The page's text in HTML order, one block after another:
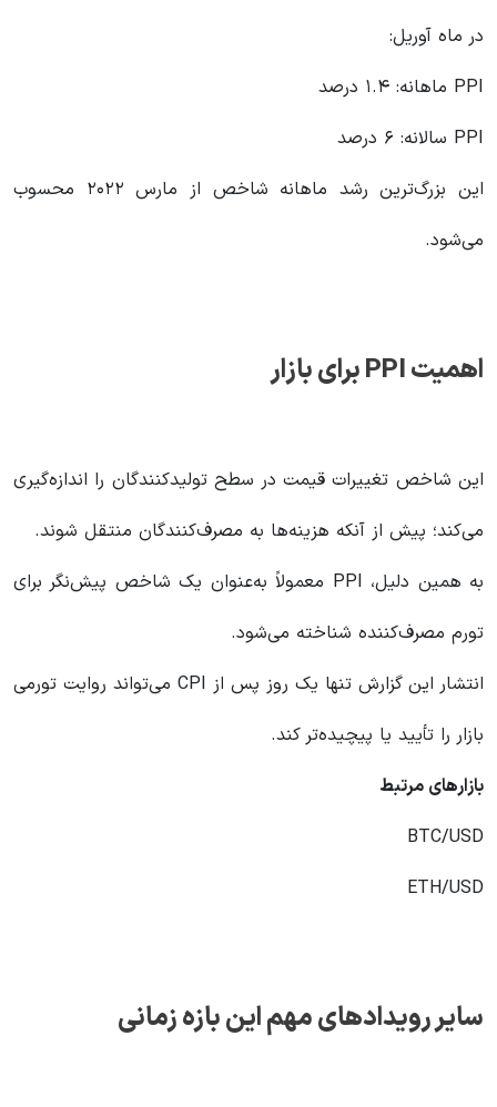
در ماه آوریل:
PPI ماهانه: ۱.۴ درصد
PPI سالانه: ۶ درصد
این بزرگ‌ترین رشد ماهانه شاخص از مارس ۲۰۲۲ محسوب
می‌شود.
اهمیت برای بازار
این شاخص تغییرات قیمت در سطح تولیدکنندگان را اندازه‌گیری
می‌کند؛ پیش از آنکه هزینه‌ها به مصرف‌کنندگان منتقل شوند.
به همین دلیل، PPI معمولاً به‌عنوان یک شاخص پیش‌نگر برای
تورم مصرف‌کننده شناخته می‌شود.
انتشار این گزارش تنها یک روز پس از CPI می‌تواند روایت تورمی
بازار را تأیید یا پیچیده‌تر کند.
بازارهای مرتبط
BTC/USD
ETH/USD
سایر رویدادهای مهم این بازه زمانی